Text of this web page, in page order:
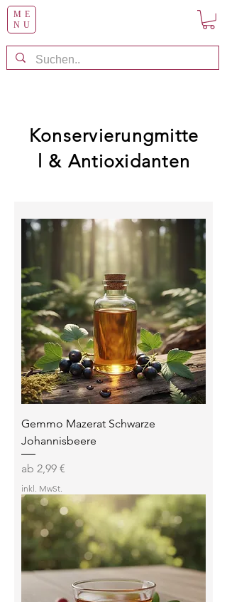
ME
NU
Konservierungmitte
l & Antioxidanten
Gemmo Mazerat Schwarze
Johannisbeere
ab 2,99 €
Sale-Preis
inkl. MwSt.